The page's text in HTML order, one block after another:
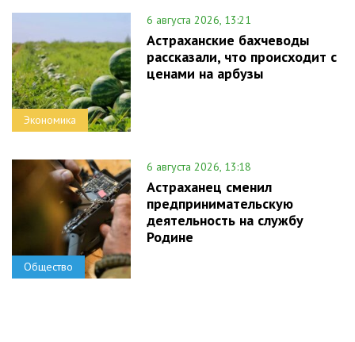
Экономика
6 августа 2026, 13:21
Астраханские бахчеводы
рассказали, что происходит с
ценами на арбузы
Общество
6 августа 2026, 13:18
Астраханец сменил
предпринимательскую
деятельность на службу
Родине